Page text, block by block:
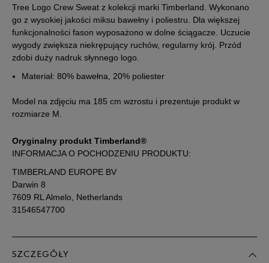
Powiadom o
dostępności
XL
Powiadom o
dostępności
dostępności
Tree Logo Crew Sweat z kolekcji marki Timberland. Wykonano
go z wysokiej jakości miksu bawełny i poliestru. Dla większej
funkcjonalności fason wyposażono w dolne ściągacze. Uczucie
wygody zwiększa niekrępujący ruchów, regularny krój. Przód
zdobi duży nadruk słynnego logo.
Materiał: 80% bawełna, 20% poliester
Model na zdjęciu ma 185 cm wzrostu i prezentuje produkt w
rozmiarze M.
Oryginalny produkt Timberland®
INFORMACJA O POCHODZENIU PRODUKTU:
TIMBERLAND EUROPE BV
Darwin 8
7609 RL Almelo, Netherlands
31546547700
SZCZEGÓŁY